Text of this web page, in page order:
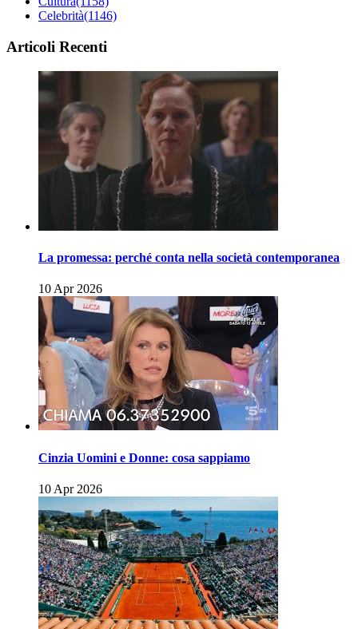
Celebrità(1146)
Articoli Recenti
La promessa: perché conta nella società contemporanea
10 Apr 2026
Cinzia Uomini e Donne: cosa sappiamo
10 Apr 2026